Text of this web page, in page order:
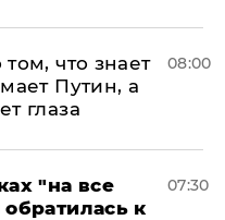
что знает
Путин, а
глаза
08:00
"на все
к
07:30